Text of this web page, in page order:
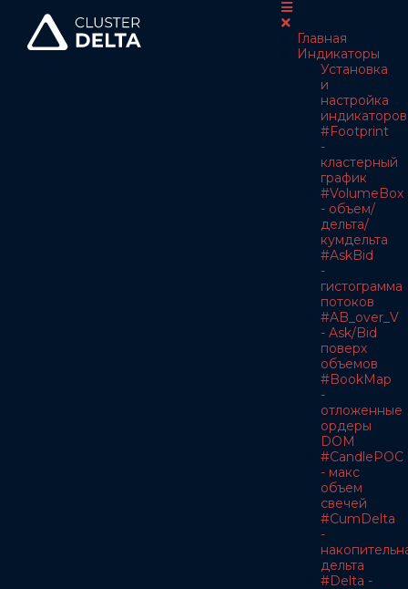
Главная
Индикаторы
Установка
и
настройка
индикаторов
#Footprint
-
кластерный
график
#VolumeBox
- объем/
дельта/
кумдельта
#AskBid
-
гистограмма
потоков
#AB_over_V
- Ask/Bid
поверх
объемов
#BookMap
-
отложенные
ордеры
DOM
#CandlePOC
- макс
объем
свечей
#CumDelta
-
дельта
#Delta -